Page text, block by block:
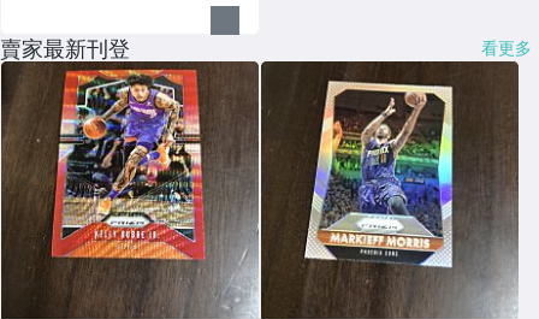
賣家最新刊登 看更多